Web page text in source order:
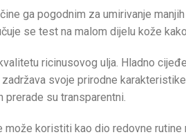
ga pogodnim za umirivanje
se test na malom dijelu kože
ricinusovog ulja. Hladno
svoje prirodne
su transparentni.
koristiti kao dio redovne